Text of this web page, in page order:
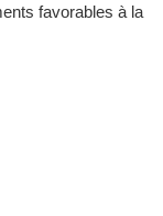
favorables à la